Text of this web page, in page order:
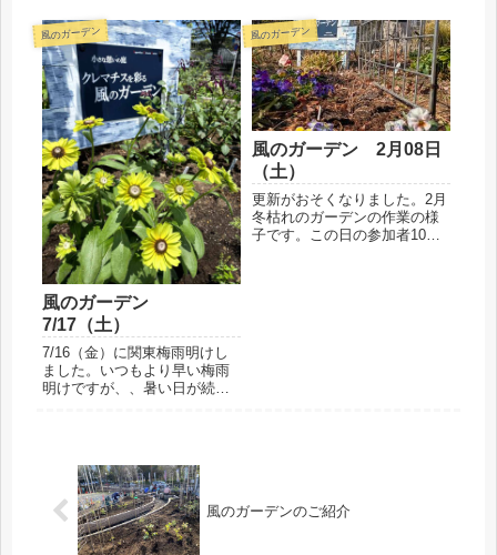
となりました。それに伴い相
模原クレマチスの会では（～
8/31予定まで）予定しており
ました会員による活動を休止
いたします。また、この期
限...
いました。会場に戻り金子先
生の種苗登録についてのお話
しを伺い、ルールに則った苗
交換会を開催。今年はじゃん
けん...
風のガーデン
風のガーデン
7/17（土）
7/16（金）に関東梅雨明けし
ました。いつもより早い梅雨
明けですが、、暑い日が続き
引、そして秋のためのかわい
い小さい苗に育ったコスモ
ス...
風のガーデン
風のガーデン 2月08日
（土）
更新がおそくなりました。2月
冬枯れのガーデンの作業の様
子です。この日の参加者10名
風のガーデンのご紹介